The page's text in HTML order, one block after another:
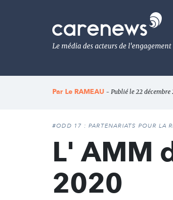
Le
média
de
l'engagement
Par Le RAMEAU - Publié le 22
#ODD 17 : PARTENARIATS POUR LA
L' AMM
2020